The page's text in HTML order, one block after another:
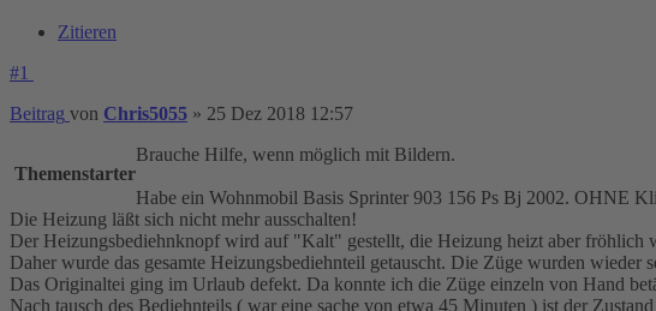
Zitieren
#1
Beitrag von Chris5055 » 25 Dez 2018 12:57
Themenstarter
Brauche Hilfe, wenn möglich mit Bildern.
Habe ein Wohnmobil Basis Sprinter 903 156 Ps Bj 2002. OHNE
Die Heizung läßt sich nicht mehr ausschalten!
Der Heizungsbediehnknopf wird auf "Kalt" gestellt, die Heizung heizt aber fröhlich
Daher wurde das gesamte Heizungsbediehnteil getauscht. Die Züge wurden wieder
Das Originaltei ging im Urlaub defekt. Da konnte ich die Züge einzeln von Hand
Nach tausch des Bediehnteils ( war eine sache von etwa 45 Minuten ) ist der